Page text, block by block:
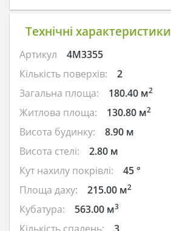
Технічні характеристики
Артикул
4M3355
Кількість поверхів:
2
Загальна площа:
180.40 м2
Житлова площа: 130.80 м2
Висота будинку:
8.90 м
Висота стелі:
2.80 м
Кут нахилу покрівлі:
45 °
Площа даху:
215.00 м2
Кубатура: 563.00 м3